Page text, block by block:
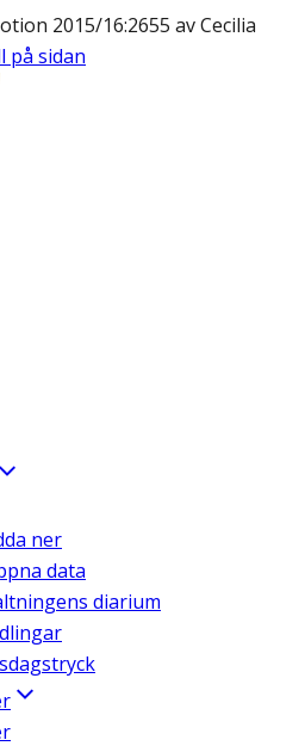
2015/16:2655 av Cecilia
på sidan
ner
data
diarium